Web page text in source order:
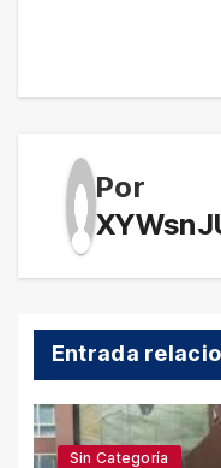
Por
Entrada
Sin Categoría